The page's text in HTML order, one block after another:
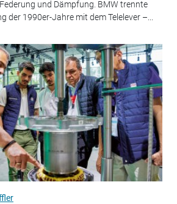
und Dämpfung. BMW trennte
der 1990er-Jahre mit dem Telelever –...